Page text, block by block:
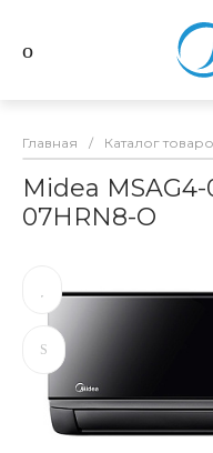
Главная / Каталог
Midea
07HRN8-O